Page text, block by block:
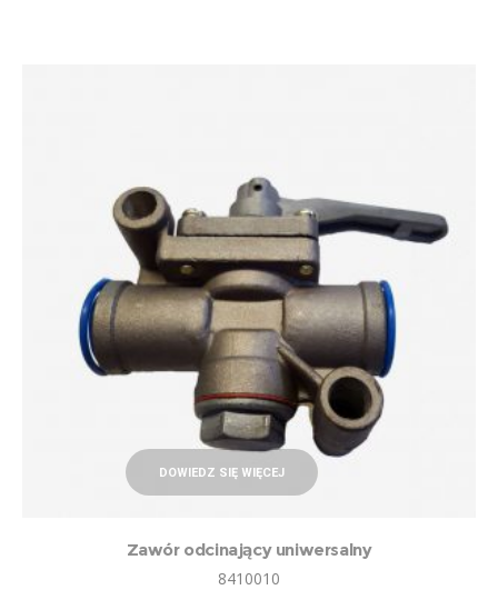
DOWIEDZ SIĘ WIĘCEJ
Zawór odcinający uniwersalny
8410010